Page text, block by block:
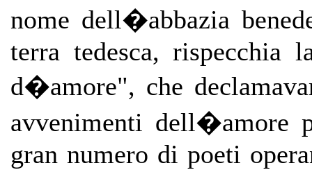
nome dell�abbazia
terra tedesca,
d�amore", che
avvenimenti
gran numero di poeti